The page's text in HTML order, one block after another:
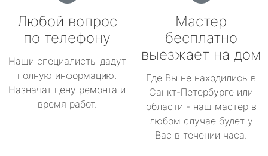
Любой вопрос
по телефону
Наши специалисты дадут
полную информацию.
Назначат цену ремонта и
время работ.
Мастер
бесплатно
выезжает на дом
Где Вы не находились в
Санкт-Петербурге или
области - наш мастер в
любом случае будет у
Вас в течении часа.